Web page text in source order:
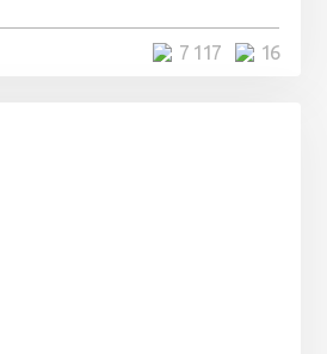
16
7 117